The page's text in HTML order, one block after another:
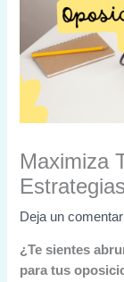
Maximiza
Deja un
¿Te sientes
para tus